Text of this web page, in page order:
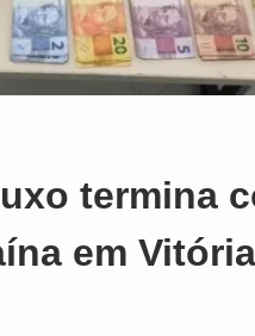
termina
em